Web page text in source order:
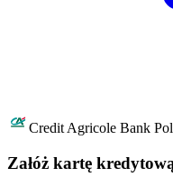
Credit Agricole Bank
Załóż kartę